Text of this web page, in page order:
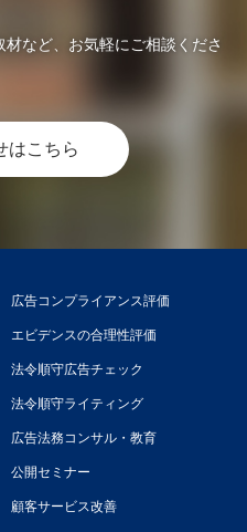
など、お気軽にご相談くださ
はこちら
広告コンプライアンス評価
エビデンスの合理性評価
法令順守広告チェック
法令順守ライティング
広告法務コンサル・教育
公開セミナー
顧客サービス改善